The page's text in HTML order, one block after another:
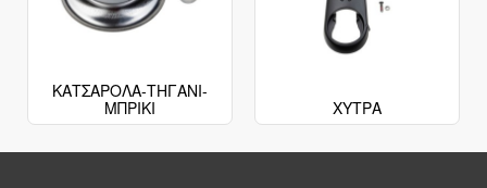
ΚΑΤΣΑΡΟΛΑ-ΤΗΓΑΝΙ-
ΜΠΡΙΚΙ
ΧΥΤΡΑ